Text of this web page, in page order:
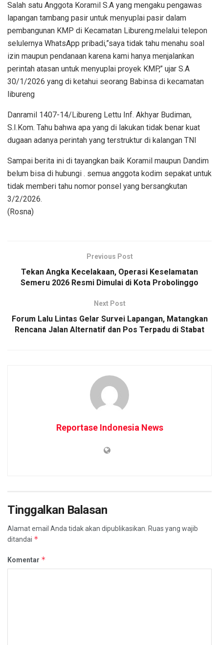
Salah satu Anggota Koramil S.A yang mengaku pengawas
lapangan tambang pasir untuk menyuplai pasir dalam
pembangunan KMP di Kecamatan Libureng.melalui telepon
selulernya WhatsApp pribadi,”saya tidak tahu menahu soal
izin maupun pendanaan karena kami hanya menjalankan
perintah atasan untuk menyuplai proyek KMP,” ujar S.A
30/1/2026 yang di ketahui seorang Babinsa di kecamatan
libureng
Danramil 1407-14/Libureng Lettu Inf. Akhyar Budiman,
S.I.Kom. Tahu bahwa apa yang di lakukan tidak benar kuat
dugaan adanya perintah yang terstruktur di kalangan TNI
Sampai berita ini di tayangkan baik Koramil maupun Dandim
belum bisa di hubungi . semua anggota kodim sepakat untuk
tidak memberi tahu nomor ponsel yang bersangkutan
3/2/2026.
(Rosna)
Previous Post
Tekan Angka Kecelakaan, Operasi Keselamatan
Semeru 2026 Resmi Dimulai di Kota Probolinggo
Next Post
Forum Lalu Lintas Gelar Survei Lapangan, Matangkan
Rencana Jalan Alternatif dan Pos Terpadu di Stabat
Reportase Indonesia News
Tinggalkan Balasan
Alamat email Anda tidak akan dipublikasikan. Ruas yang wajib
ditandai *
Komentar *